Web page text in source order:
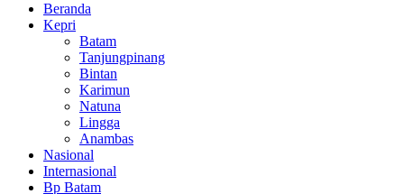
Beranda
Kepri
Batam
Tanjungpinang
Bintan
Karimun
Natuna
Lingga
Anambas
Nasional
Internasional
Bp Batam